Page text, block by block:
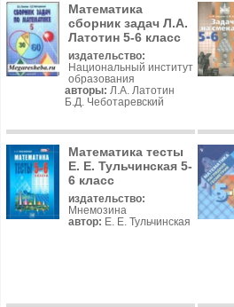
Математика
сборник задач Л.А.
Латотин 5-6 класс
издательство:
Национальный институт
образования
авторы: Л.А. Латотин
Б.Д. Чеботаревский
Математика тесты
Е. Е. Тульчинская 5-
6 класс
издательство:
Мнемозина
автор: Е. Е. Тульчинская